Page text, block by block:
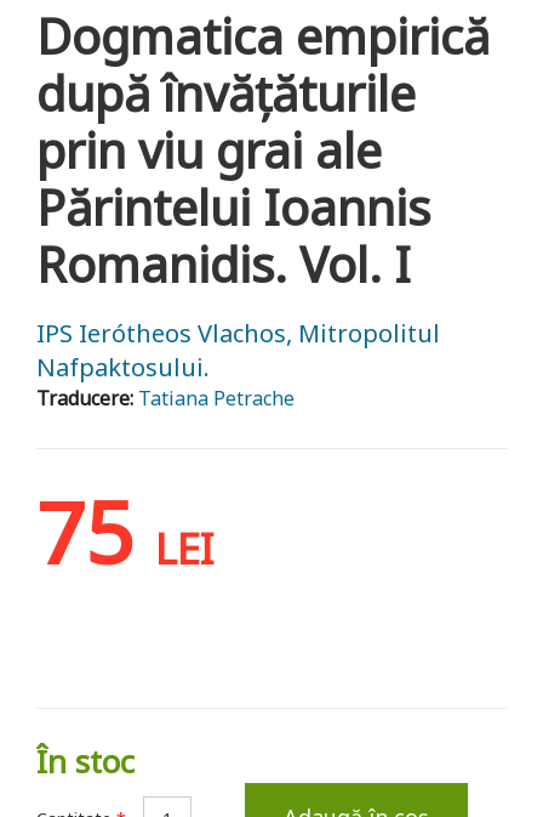
Dogmatica empirică
după învățăturile
prin viu grai ale
Părintelui Ioannis
Romanidis. Vol. I
IPS Ierótheos Vlachos, Mitropolitul
Nafpaktosului.
Traducere: Tatiana Petrache
75 LEI
În stoc